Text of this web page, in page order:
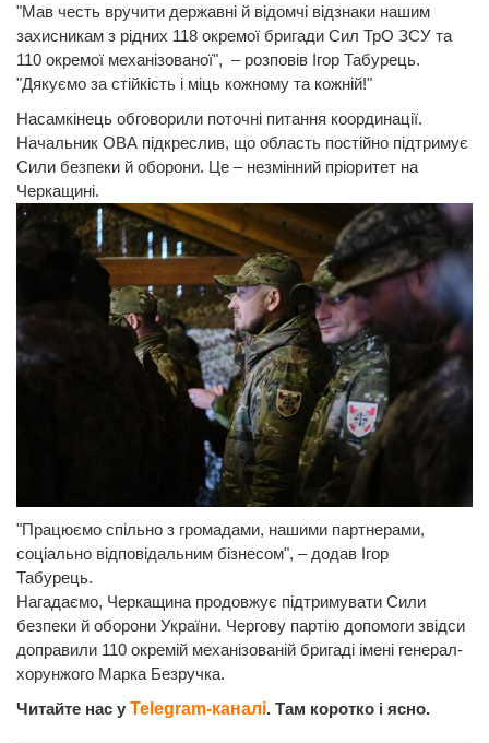
"Мав честь вручити державні й відомчі відзнаки нашим
захисникам з рідних 118 окремої бригади Сил ТрО ЗСУ та
110 окремої механізованої", – розповів Ігор Табурець.
"Дякуємо за стійкість і міць кожному та кожній!"
Насамкінець обговорили поточні питання координації.
Начальник ОВА підкреслив, що область постійно підтримує
Сили безпеки й оборони. Це – незмінний пріоритет на
Черкащині.
"Працюємо спільно з громадами, нашими партнерами,
соціально відповідальним бізнесом", – додав Ігор
Табурець.
Нагадаємо, Черкащина продовжує підтримувати Сили
безпеки й оборони України. Чергову партію допомоги звідси
доправили 110 окремій механізованій бригаді імені генерал-
хорунжого Марка Безручка.
Читайте нас у Telegram-каналі. Там коротко і ясно.